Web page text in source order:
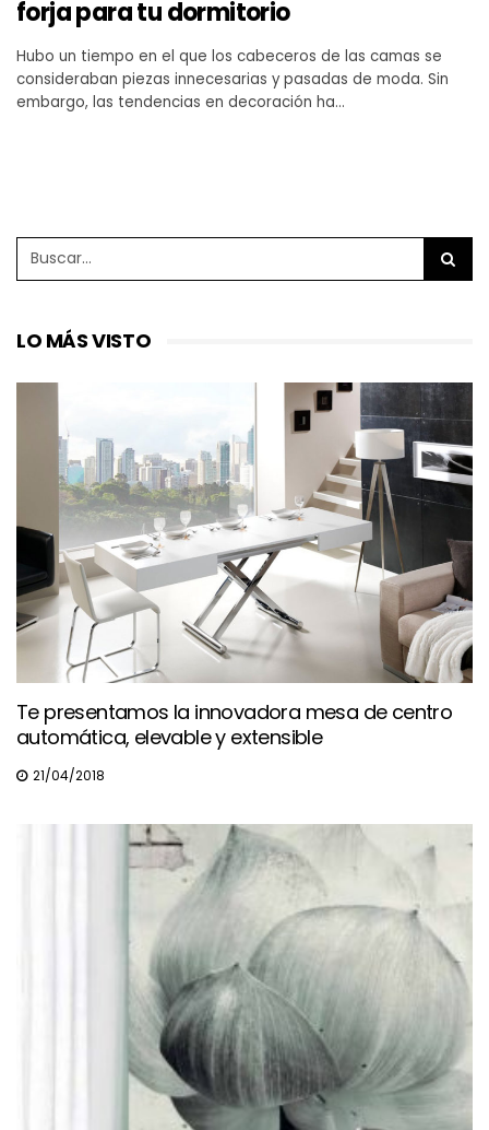
forja para tu dormitorio
Hubo un tiempo en el que los cabeceros de las camas se
consideraban piezas innecesarias y pasadas de moda. Sin
embargo, las tendencias en decoración ha…
LO MÁS VISTO
Te presentamos la innovadora mesa de centro
automática, elevable y extensible
21/04/2018